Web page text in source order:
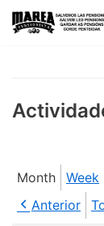
Skip
Month Week
Anterior